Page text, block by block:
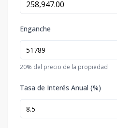
Enganche
20% del precio de la propiedad
Tasa de Interés Anual (%)